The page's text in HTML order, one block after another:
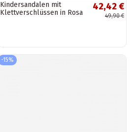
Kindersandalen mit
Klettverschlüssen in Rosa
42,42 €
49,90 €
-15%